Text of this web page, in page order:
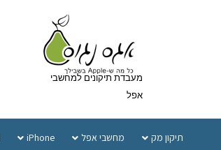
מעבדת תיקונים למחשבי
אפל
תיקון מק מחשבי אפל iPhone